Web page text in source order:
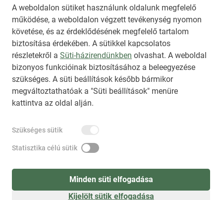
A weboldalon sütiket használunk oldalunk megfelelő
működése, a weboldalon végzett tevékenység nyomon
követése, és az érdeklődésének megfelelő tartalom
biztosítása érdekében. A sütikkel kapcsolatos
részletekről a Süti-házirendünkben olvashat. A weboldal
bizonyos funkcióinak biztosításához a beleegyezése
szükséges. A süti beállítások később bármikor
megváltoztathatóak a "Süti beállítások" menüre
kattintva az oldal alján.
Szükséges sütik
Statisztika célú sütik
Minden süti elfogadása
Kijelölt sütik elfogadása
online vásárlások alkalmával nem kizárólag
az ár dönt, a szállítási idő, a webáruház
megbízhatósága és az általa kínált
szolgáltatások is fontos tényezők.
Budapest, 2025. augusztus 14., csütörtök -
Újabb országgyűlési képviselőjelöltjeit
mutatja be a Demokratikus Koalíció
2025. augusztus 14., csütörtök 9:32
HIRADO.HU MEDIAKLIKK.HU
M4SPORT.HU NEMZETISPORT.HU
NEMZETI KÖZLEMÉNYTÁR MEGRENDELÉS
AKADÁLYMENTESÍTÉSI NYILATKOZAT
SÚGÓ